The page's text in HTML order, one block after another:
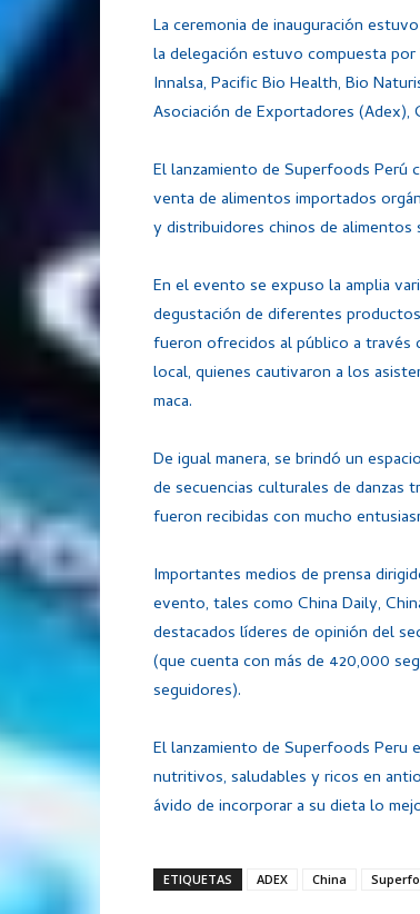
La ceremonia de inauguración
la delegación estuvo compuesta
Innalsa, Pacific Bio Health, Bio
Asociación de Exportadores (Adex),
El lanzamiento de Superfoods Perú
venta de alimentos importados
y distribuidores chinos de alimentos
En el evento se expuso la amplia
degustación de diferentes
fueron ofrecidos al público a
local, quienes cautivaron a los
maca.
De igual manera, se brindó un
de secuencias culturales de danzas
fueron recibidas con mucho
Importantes medios de prensa
evento, tales como China Daily,
destacados líderes de opinión del
(que cuenta con más de 420,000
seguidores).
El lanzamiento de Superfoods Peru
nutritivos, saludables y ricos en
ávido de incorporar a su dieta lo
ETIQUETAS ADEX China